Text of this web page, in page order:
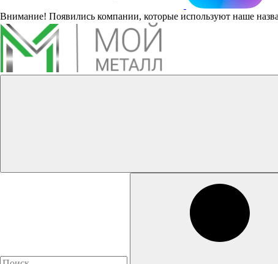
Внимание! Появились компании, которые используют наше